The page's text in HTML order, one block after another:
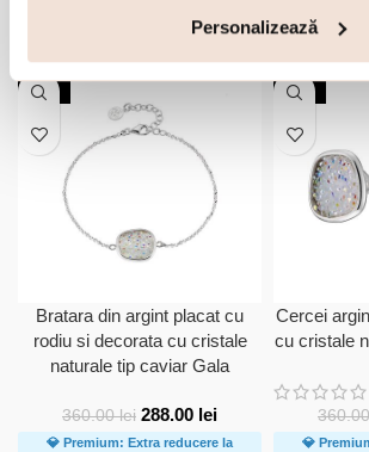
Personalizează
Accesorii din aceeasi
-20%
Bratara din argint placat cu
rodiu si decorata cu cristale
naturale tip caviar Gala
360.00lei 288.00 lei
💎 Premium: Extra reducere la
-20%
Cercei
cu cristale
💎